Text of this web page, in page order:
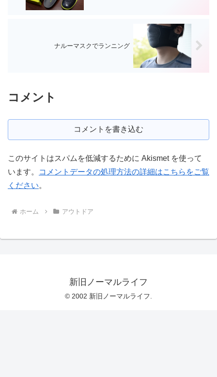
ナルーマスクでランニング
コメント
コメントを書き込む
このサイトはスパムを低減するために Akismet を使って
います。
コメントデータの処理方法の詳細はこちらをご覧
ください。
ホーム アウトドア
新旧ノーマルライフ
© 2002 新旧ノーマルライフ.